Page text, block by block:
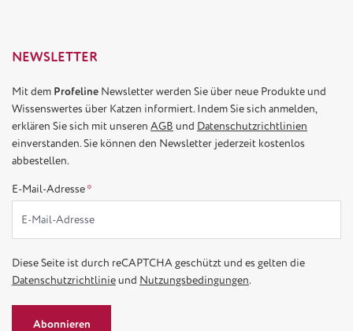
NEWSLETTER
Mit dem Profeline Newsletter werden Sie über neue Produkte und
Wissenswertes über Katzen informiert. Indem Sie sich anmelden,
erklären Sie sich mit unseren AGB und Datenschutzrichtlinien
einverstanden. Sie können den Newsletter jederzeit kostenlos
abbestellen.
E-Mail-Adresse*
Diese Seite ist durch reCAPTCHA geschützt und es gelten die
Datenschutzrichtlinieund Nutzungsbedingungen.
Abonnieren